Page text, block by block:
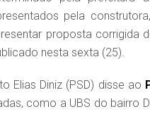
pela
proposta
nesta sexta (25).
Elias Diniz (PSD) disse ao
como a UBS do bairro